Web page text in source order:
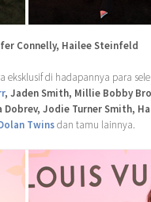
Connelly, Hailee Steinfeld
eksklusif di hadapannya para
, Jaden Smith, Millie Bobby
Dobrev, Jodie Turner Smith,
Twinsdan tamu lainnya.